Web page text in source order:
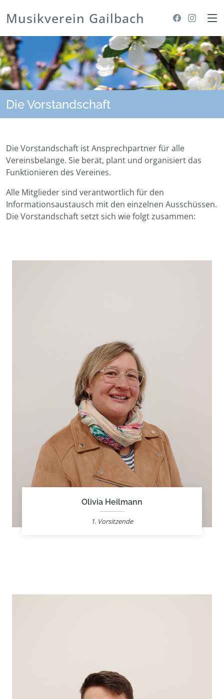
Musikverein Gailbach
Die Vorstandschaft
Die Vorstandschaft ist Ansprechpartner für alle
Vereinsbelange. Sie berät, plant und organisiert das
Funktionieren des Vereines.
Alle Mitglieder sind verantwortlich für den
Informationsaustausch mit den einzelnen Ausschüssen.
Die Vorstandschaft setzt sich wie folgt zusammen:
Olivia Heilmann
1. Vorsitzende